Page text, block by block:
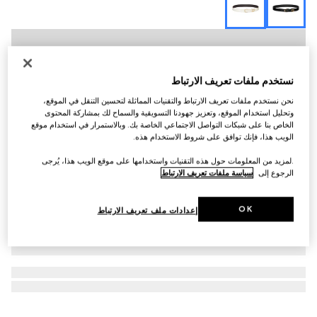
نستخدم ملفات تعريف الارتباط
نحن نستخدم ملفات تعريف الارتباط والتقنيات المماثلة لتحسين التنقل في الموقع،
وتحليل استخدام الموقع، وتعزيز جهودنا التسويقية والسماح لك بمشاركة المحتوى
الخاص بنا على شبكات التواصل الاجتماعي الخاصة بك. وبالاستمرار في استخدام موقع
الويب هذا، فإنك توافق على شروط الاستخدام هذه.
.لمزيد من المعلومات حول هذه التقنيات واستخدامها على موقع الويب هذا، يُرجى
الرجوع إلى سياسة ملفات تعريف الارتباط
إعدادات ملف تعريف الارتباط OK